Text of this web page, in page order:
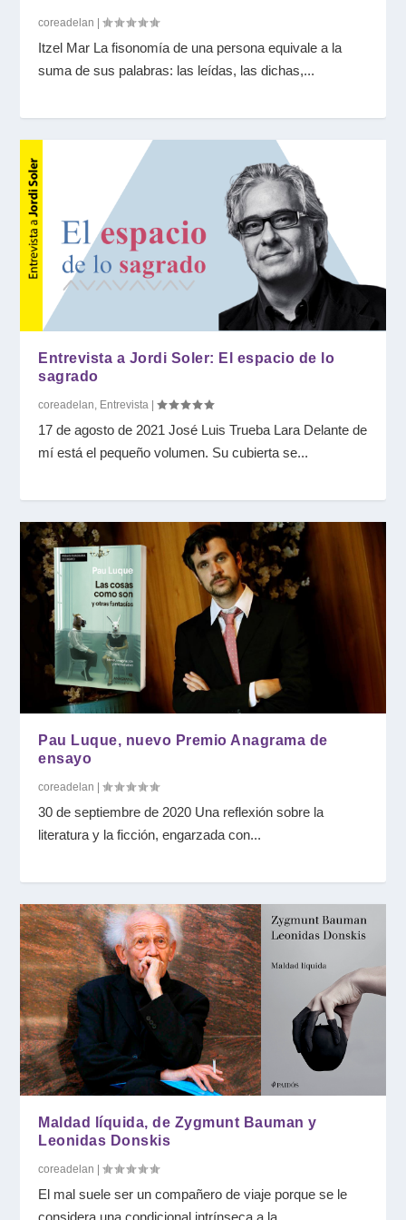
coreadelan |
Itzel Mar La fisonomía de una persona equivale a la
suma de sus palabras: las leídas, las dichas,...
Entrevista a Jordi Soler: El espacio de lo
sagrado
coreadelan Entrevista |
17 de agosto de 2021 José Luis Trueba Lara Delante de
mí está el pequeño volumen. Su cubierta se...
Pau Luque, nuevo Premio Anagrama de
ensayo
coreadelan |
30 de septiembre de 2020 Una reflexión sobre la
literatura y la ficción, engarzada con...
Maldad líquida, de Zygmunt Bauman y
Leonidas Donskis
coreadelan |
El mal suele ser un compañero de viaje porque se le
considera una condicional intrínseca a la...